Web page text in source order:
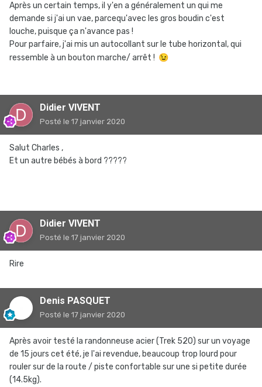
Après un certain temps, il y'en a généralement un qui me
demande si j'ai un vae, parcequ'avec les gros boudin c'est
louche, puisque ça n'avance pas !
Pour parfaire, j'ai mis un autocollant sur le tube horizontal, qui
ressemble à un bouton marche/ arrêt ! 😉
Didier VIVENT
Posté le 17 janvier 2020
Salut Charles ,
Et un autre bébés à bord ?????
Didier VIVENT
Posté le 17 janvier 2020
Rire
Denis PASQUET
Posté le 17 janvier 2020
Après avoir testé la randonneuse acier (Trek 520) sur un voyage
de 15 jours cet été, je l'ai revendue, beaucoup trop lourd pour
rouler sur de la route / piste confortable sur une si petite durée
(14.5kg).